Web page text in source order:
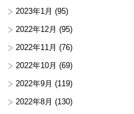
2023年1月 (95)
2022年12月 (95)
2022年11月 (76)
2022年10月 (69)
2022年9月 (119)
2022年8月 (130)